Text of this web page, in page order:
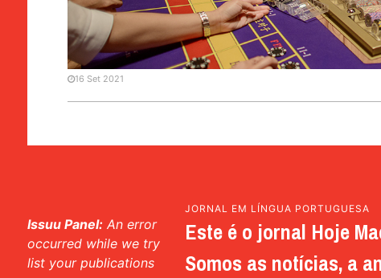
Jogo | Analistas alertam
distribuição de dividendos
16 Set 2021
Issuu Panel: An error
occurred while we try
list your publications
JORNAL EM LÍNGUA PORTUGUESA
Este é o jornal Hoje
Somos as notícias, a